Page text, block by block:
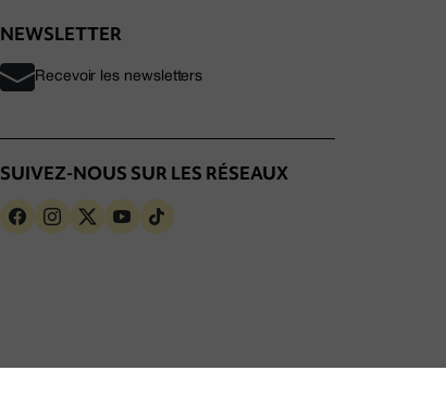
NEWSLETTER
Recevoir les newsletters
SUIVEZ-NOUS SUR LES RÉSEAUX